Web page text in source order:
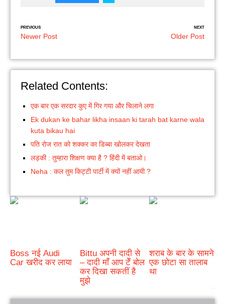
PREVIOUS
Newer Post
NEXT
Older Post
Related Contents:
एक बार एक सरदार कुए में गिर गया और चिलाने लगा
Ek dukan ke bahar likha insaan ki tarah bat karne wala
kuta bikau hai
पति रोज रात को शक्कर का डिब्बा खोलकर देखता
लड़की : तुम्हारा शिक्षण क्या है ? हिंदी में बताओ।
Neha : कल तुम किट्टी पार्टी में क्यों नहीं आयी ?
Boss नई Audi
Car खरीद कर लाया
Bittu अपनी दादी से
– दादी माँ आप टेँ बोल
कर दिखा सकतीं है
मुझे
शराब के बार के सामने
एक छोटा सा तालाब
था